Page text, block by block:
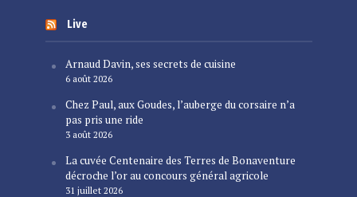
Live
Arnaud Davin, ses secrets de cuisine
6 août 2026
Chez Paul, aux Goudes, l’auberge du corsaire n’a
pas pris une ride
3 août 2026
La cuvée Centenaire des Terres de Bonaventure
décroche l’or au concours général agricole
31 juillet 2026